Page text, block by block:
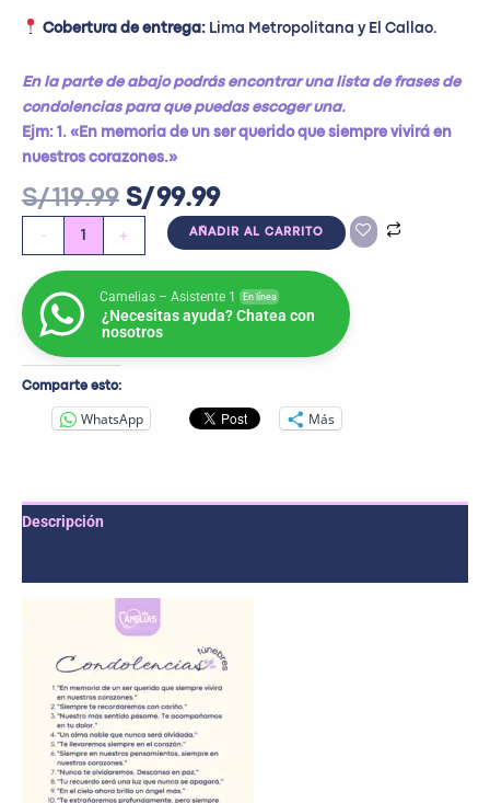
Cobertura de entrega:Lima Metropolitana y El Callao.
En la parte de abajo podrás encontrar una lista de frases de
condolencias para que puedas escoger una.
Ejm: 1. «En memoria de un ser querido que siempre vivirá en
nuestros corazones.»
S/119.99 S/99.99
- + AÑADIR AL CARRITO
Camelias – Asistente 1 En línea
¿Necesitas ayuda? Chatea con
nosotros
Comparte esto:
WhatsApp Más
Descripción